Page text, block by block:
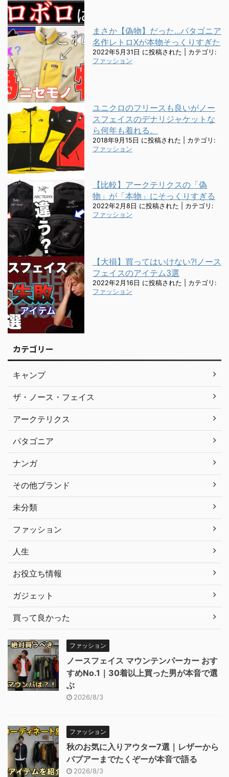
まさか【偽物】だった...パタゴニア
名作レトロXが本物そっくりすぎた
2022年5月31日 に投稿された
カテゴリ:
ファッション
ユニクロのフリースも良いがノー
スフェイスのデナリジャケットな
ら何年も着れる。
2018年9月15日 に投稿された
カテゴリ:
ファッション
【比較】アークテリクスの「偽
物」が「本物」にそっくりすぎる
2022年2月8日 に投稿された
カテゴリ:
ファッション
【大損】買ってはいけない?!ノース
フェイスのアイテム3選
2022年2月16日 に投稿された
カテゴリ:
ファッション
カテゴリー
キャンプ
ザ・ノース・フェイス
アークテリクス
パタゴニア
ナンガ
その他ブランド
未分類
ファッション
人生
お役立ち情報
ガジェット
買って良かった
ファッション
ノースフェイス マウンテンパーカー おす
すめNo.1｜30着以上買った男が本音で選
ぶ
2026/8/3
ファッション
秋のお気に入りアウター7選｜レザーから
バブアーまでたくぞーが本音で語る
2026/8/3